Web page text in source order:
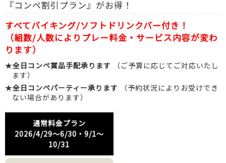
『コンペ割引プラン』がお得！
すべてバイキング/ソフトドリンクバー付き！
（組数/人数によりプレー料金・サービス内容が変わ
ります）
★全日コンペ賞品手配承ります （ご予算に応じてご対応いたし
ます）
★全日コンペパーティー承ります （予約状況によりお受けでき
ない場合があります）
通常料金プラン
2026/4/29～6/30・9/1～
10/31